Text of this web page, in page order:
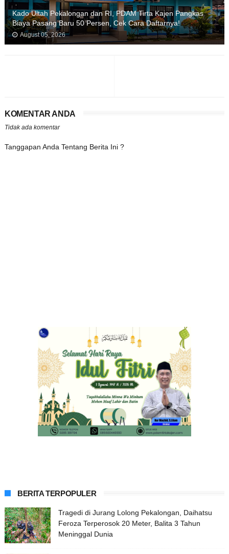
Kado Ultah Pekalongan dan RI, PDAM Tirta Kajen Pangkas
Biaya Pasang Baru 50 Persen, Cek Cara Daftarnya!
August 05, 2026
KOMENTAR ANDA
Tidak ada komentar
Tanggapan Anda Tentang Berita Ini ?
BERITA TERPOPULER
Tragedi di Jurang Lolong Pekalongan, Daihatsu
Feroza Terperosok 20 Meter, Balita 3 Tahun
Meninggal Dunia